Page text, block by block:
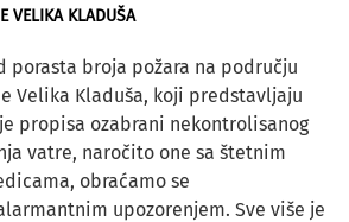
VELIKA KLADUŠA
porasta broja požara na području
Velika Kladuša, koji predstavljaju
propisa ozabrani nekontrolisanog
vatre, naročito one sa štetnim
obraćamo se
upozorenjem. Sve više je